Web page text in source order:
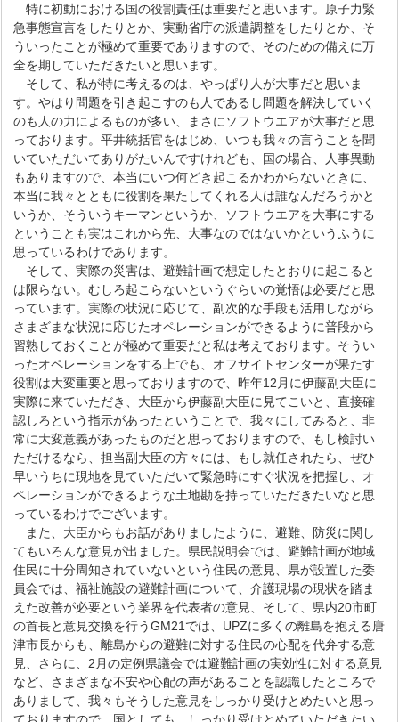
特に初動における国の役割責任は重要だと思います。原子力緊
急事態宣言をしたりとか、実動省庁の派遣調整をしたりとか、そ
ういったことが極めて重要でありますので、そのための備えに万
全を期していただきたいと思います。
そして、私が特に考えるのは、やっぱり人が大事だと思いま
す。やはり問題を引き起こすのも人であるし問題を解決していく
のも人の力によるものが多い、まさにソフトウエアが大事だと思
っております。平井統括官をはじめ、いつも我々の言うことを聞
いていただいてありがたいんですけれども、国の場合、人事異動
もありますので、本当にいつ何どき起こるかわからないときに、
本当に我々とともに役割を果たしてくれる人は誰なんだろうかと
いうか、そういうキーマンというか、ソフトウエアを大事にする
ということも実はこれから先、大事なのではないかというふうに
思っているわけであります。
そして、実際の災害は、避難計画で想定したとおりに起こると
は限らない。むしろ起こらないというぐらいの覚悟は必要だと思
っています。実際の状況に応じて、副次的な手段も活用しながら
さまざまな状況に応じたオペレーションができるように普段から
習熟しておくことが極めて重要だと私は考えております。そうい
ったオペレーションをする上でも、オフサイトセンターが果たす
役割は大変重要と思っておりますので、昨年12月に伊藤副大臣に
実際に来ていただき、大臣から伊藤副大臣に見てこいと、直接確
認しろという指示があったということで、我々にしてみると、非
常に大変意義があったものだと思っておりますので、もし検討い
ただけるなら、担当副大臣の方々には、もし就任されたら、ぜひ
早いうちに現地を見ていただいて緊急時にすぐ状況を把握し、オ
ペレーションができるような土地勘を持っていただきたいなと思
っているわけでございます。
また、大臣からもお話がありましたように、避難、防災に関し
てもいろんな意見が出ました。県民説明会では、避難計画が地域
住民に十分周知されていないという住民の意見、県が設置した委
員会では、福祉施設の避難計画について、介護現場の現状を踏ま
えた改善が必要という業界を代表者の意見、そして、県内20市町
の首長と意見交換を行うGM21では、UPZに多くの離島を抱える唐
津市長からも、離島からの避難に対する住民の心配を代弁する意
見、さらに、2月の定例県議会では避難計画の実効性に対する意見
など、さまざまな不安や心配の声があることを認識したところで
ありまして、我々もそうした意見をしっかり受けとめたいと思っ
ておりますので、国としても、しっかり受けとめていただきたい